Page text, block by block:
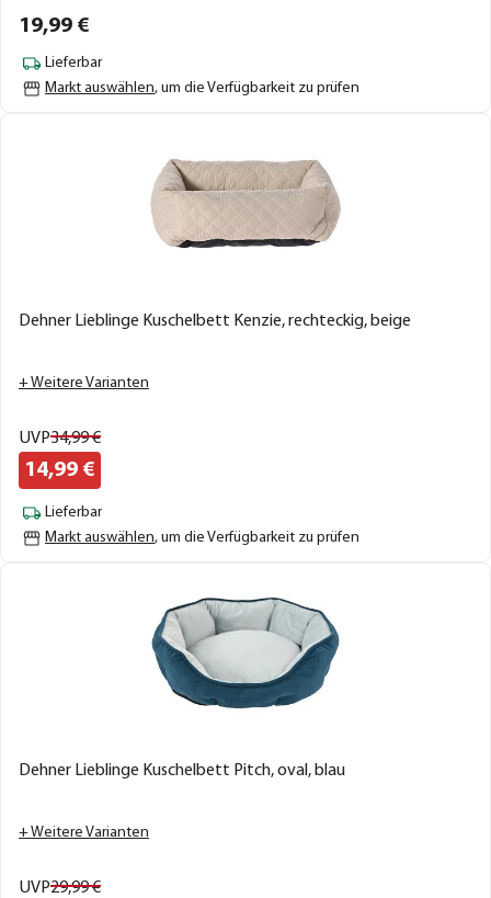
19,99 €
Lieferbar
Markt auswählen, um die Verfügbarkeit zu prüfen
Dehner Lieblinge Kuschelbett Kenzie, rechteckig, beige
+ Weitere Varianten
UVP34,99€
14,99 €
Lieferbar
Markt auswählen, um die Verfügbarkeit zu prüfen
Dehner Lieblinge Kuschelbett Pitch, oval, blau
+ Weitere Varianten
UVP29,99€